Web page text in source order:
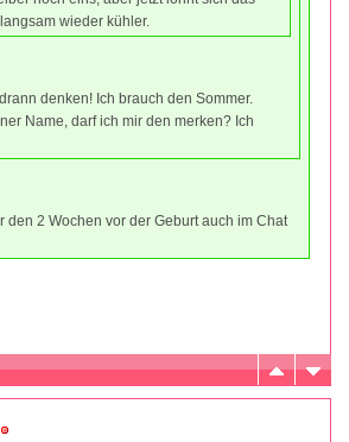
wieder kühler.
denken! Ich brauch den Sommer.
Name, darf ich mir den merken? Ich
den 2 Wochen vor der Geburt auch im Chat